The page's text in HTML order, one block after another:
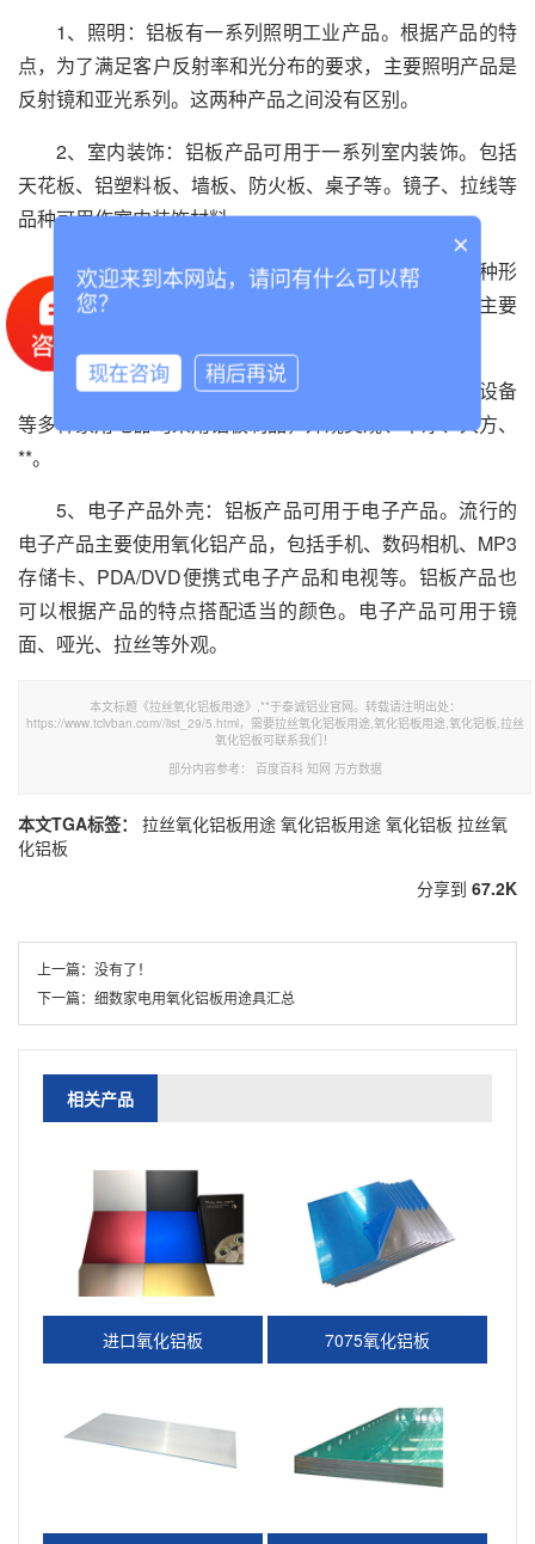
1、照明：铝板有一系列照明工业产品。根据产品的特
点，为了满足客户反射率和光分布的要求，主要照明产品是
反射镜和亚光系列。这两种产品之间没有区别。
2、室内装饰：铝板产品可用于一系列室内装饰。包括
天花板、铝塑料板、墙板、防火板、桌子等。镜子、拉线等
品种可用作室内装饰材料。
3、家具厨房：铝板产品用于各种风格的家具和各种形
式的厨房装饰。大多数产品都是阳极氧化物。外观形式主要
是镜子、拉线等品种。
4.家用电器组:**柜、加热器、冰箱、扬声器、公用设备
等多种家用电器均采用铝板制品，外观美观、干净、大方、
**。
5、电子产品外壳：铝板产品可用于电子产品。流行的
电子产品主要使用氧化铝产品，包括手机、数码相机、MP3
存储卡、PDA/DVD便携式电子产品和电视等。铝板产品也
可以根据产品的特点搭配适当的颜色。电子产品可用于镜
面、哑光、拉丝等外观。
本文标题《拉丝氧化铝板用途》,**于泰诚铝业官网。转载请注明出处：
https://www.tclvban.com//list_29/5.html，需要拉丝氧化铝板用途,氧化铝板用途,氧化铝板,拉丝
氧化铝板可联系我们！
部分内容参考：
百度百科 知网 万方数据
本文TGA标签： 拉丝氧化铝板用途 氧化铝板用途 氧化铝板 拉丝氧
化铝板
分享到 67.2K
上一篇： 没有了！
下一篇： 细数家电用氧化铝板用途具汇总
相关产品
进口氧化铝板 7075氧化铝板
×
欢迎来到本网站，请问有什么可以帮
您？
现在咨询 稍后再说